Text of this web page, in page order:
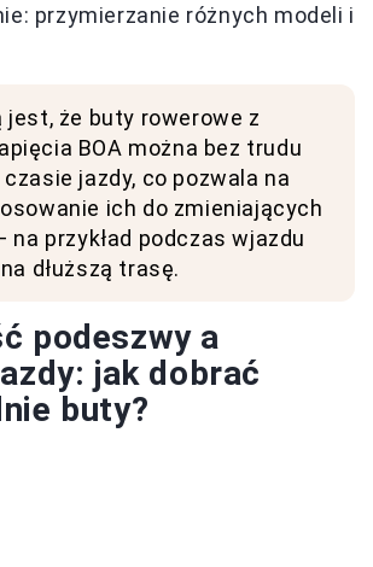
przymierzanie różnych modeli i
jest, że buty rowerowe z
BOA można bez trudu
jazdy, co pozwala na
ich do zmieniających
na przykład podczas wjazdu
dłuższą trasę.
podeszwy a
jak dobrać
buty?